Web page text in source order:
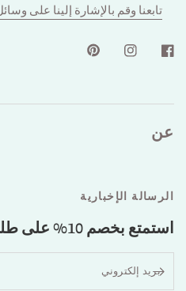
تابعنا وقم بالإشارة إلينا على
عن
الرسالة الإخبارية
استمتع بخصم 10% على طلبك الأول
بريد إلكتروني